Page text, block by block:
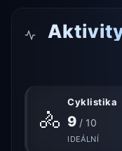
🚴
Cyklistika
9 / 10
IDEÁLNÍ